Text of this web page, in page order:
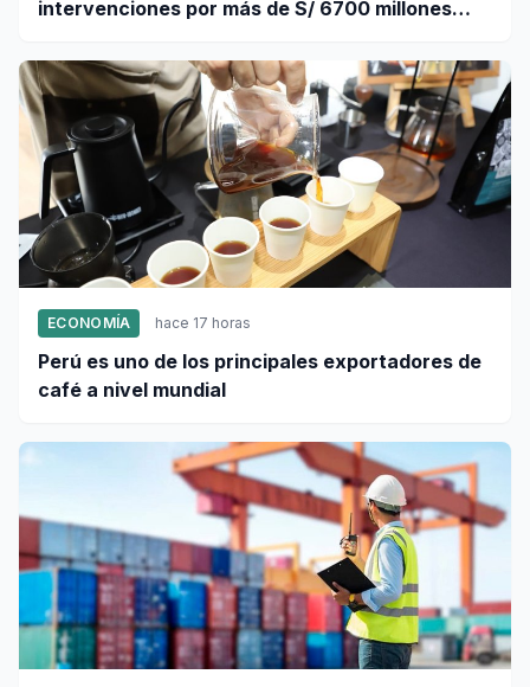
intervenciones por más de S/ 6700 millones
ECONOMÍA hace 17 horas
Perú es uno de los principales exportadores de
café a nivel mundial